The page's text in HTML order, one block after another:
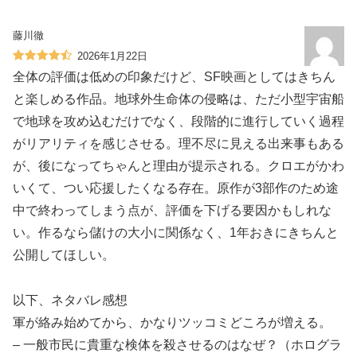
藤川徹
2026年1月22日
全体の評価は低めの印象だけど、SF映画としてはきちん
と楽しめる作品。地球外生命体の侵略は、ただ小型宇宙船
で地球を攻め込むだけでなく、段階的に進行していく過程
がリアリティを感じさせる。理不尽に見える出来事もある
が、後になってちゃんと理由が提示される。クロエがかわ
いくて、つい応援したくなる存在。原作が3部作のため途
中で終わってしまう点が、評価を下げる要因かもしれな
い。作るなら儲けの大小に関係なく、1年おきにきちんと
公開してほしい。
以下、ネタバレ感想
軍が絡み始めてから、かなりツッコミどころが増える。
– 一般市民に貴重な検体を殺させるのはなぜ？（ホログラ